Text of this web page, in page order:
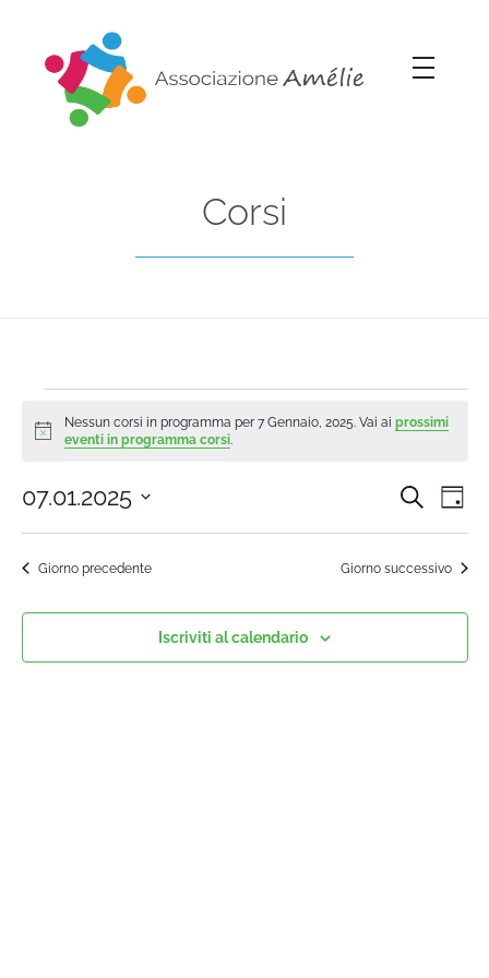
Corsi
Notice
Nessun corsi in programma per 7 Gennaio, 2025. Vai ai prossimi
eventi in programma corsi.
Cerca
07.01.2025
Seleziona
Giorno precedente Giorno successivo
Iscriviti al calendario